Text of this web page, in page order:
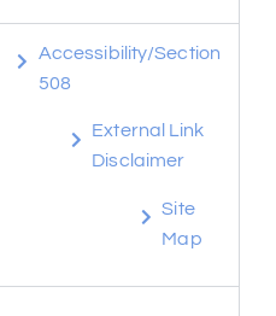
Accessibility/Section
508
External Link
Disclaimer
Site
Map